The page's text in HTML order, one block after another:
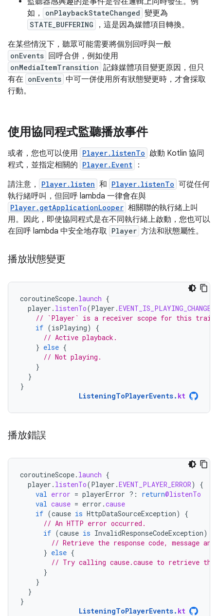
如，
onPlaybackStateChanged 變更為
STATE_BUFFERING
，這是因為媒體項目轉換。
在某些情況下，聽眾可能需要將個別回呼與一般
onEvents 回呼合併，例如使用
onMediaItemTransition 記錄媒體項目變更原因，但只
有在 onEvents 中可一併使用所有狀態變更時，才會採取
行動。
使用協同程式監聽播放事件
或者，您也可以使用 Player.listenTo 啟動 Kotlin 協同
程式，並指定相關的 Player.Event
：
請注意，
Player.listen 和 Player.listenTo 可從任何
執行緒呼叫，但回呼 lambda 一律會在與
Player.getApplicationLooper 相關聯的執行緒上叫
用。因此，即使協同程式是在不同執行緒上啟動，您也可以
在回呼 lambda 中安全地存取 Player 方法和狀態屬性。
播放狀態變更
coroutineScope. launch {
player . listenTo(Player .EVENT_IS_PLAYING_CHANGED
// `Player` is a receiver scope for this
if (isPlaying)
{
// Active playback.
} else {
// Not playing.
}
}
}
ListeningToPlayerEvents. kt
播放錯誤
coroutineScope. launch {
player . listenTo(Player .EVENT_PLAYER_ERROR)
{
val error = playerError ?: return@listenTo
val cause = error .cause
if (cause is HttpDataSourceException)
{
// An HTTP error occurred.
if (cause is InvalidResponseCodeException)
// Retrieve the response code, message and
} else {
// Try calling cause.cause to retrieve the
}
}
}
}
ListeningToPlayerEvents. kt